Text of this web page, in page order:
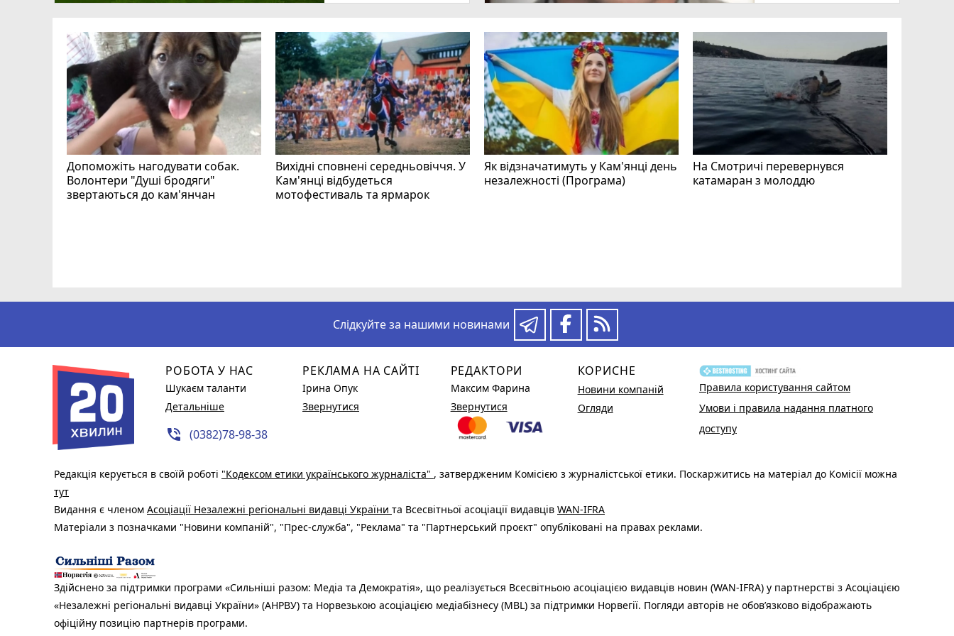
Допоможіть нагодувати собак.
Волонтери "Душі бродяги"
звертаються до кам'янчан
Вихідні сповнені середньовіччя. У
Кам'янці відбудеться
мотофестиваль та ярмарок
Як відзначатимуть у Кам'янці день
незалежності (Програма)
На Смотричі перевернувся
катамаран з молоддю
Слідкуйте за нашими новинами
РОБОТА У НАС
Шукаєм таланти
Детальніше
phone_in_talk (0382)78-98-38
РЕКЛАМА НА САЙТІ
Ірина Опук
Звернутися
РЕДАКТОРИ
Максим Фарина
Звернутися
КОРИСНЕ
Новини компаній
Огляди
Правила користування сайтом
Умови і правила надання платного
доступу
Редакція керується в своїй роботі "Кодексом етики українського журналіста" , затвердженим Комісією з журналістської етики. Поскаржитись на матеріал до Комісії можна
тут
Видання є членом Асоціації Незалежні регіональні видавці України та Всесвітньої асоціації видавців WAN-IFRA
Матеріали з позначками "Новини компаній", "Прес-служба", "Реклама" та "Партнерський проєкт" опубліковані на правах реклами.
Здійснено за підтримки програми «Сильніші разом: Медіа та Демократія», що реалізується Всесвітньою асоціацією видавців новин (WAN-IFRA) у партнерстві з Асоціацією
«Незалежні регіональні видавці України» (АНРВУ) та Норвезькою асоціацією медіабізнесу (MBL) за підтримки Норвегії. Погляди авторів не обов’язково відображають
офіційну позицію партнерів програми.